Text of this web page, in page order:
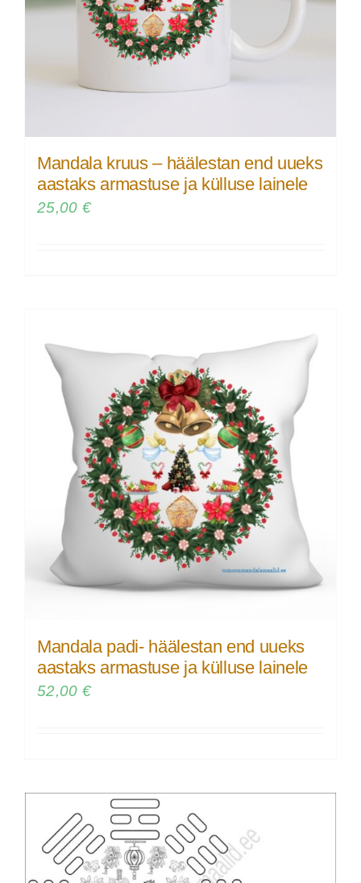
Mandala kruus – häälestan end uueks
aastaks armastuse ja külluse lainele
25,00 €
Mandala padi- häälestan end uueks
aastaks armastuse ja külluse lainele
52,00 €